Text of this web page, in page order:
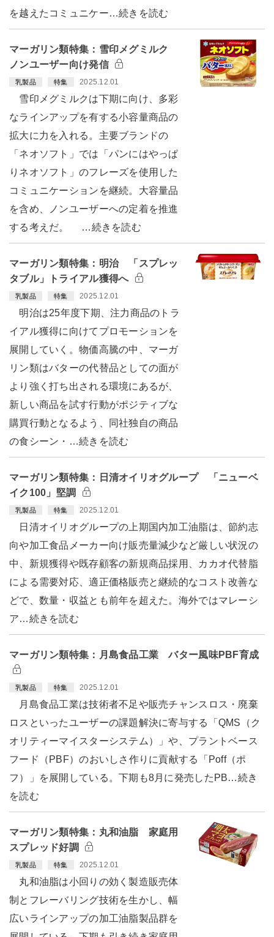
を越えたコミュニケー…続きを読む
マーガリン類特集：雪印メグミルク
ノンユーザー向け発信
乳製品 特集 2025.12.01
雪印メグミルクは下期に向け、多彩
なラインアップを有する小容量商品の
拡大に力を入れる。主要ブランドの
「ネオソフト」では「パンにはやっぱ
りネオソフト」のフレーズを使用した
コミュニケーションを継続。大容量品
を含め、ノンユーザーへの定着を推進
する考えだ。 …続きを読む
マーガリン類特集：明治 「スプレッ
タブル」トライアル獲得へ
乳製品 特集 2025.12.01
明治は25年度下期、注力商品のトラ
イアル獲得に向けてプロモーションを
展開していく。物価高騰の中、マーガ
リン類はバターの代替品としての面が
より強く打ち出される環境にあるが、
新しい商品を試す行動がポジティブな
購買行動となるよう、同社独自の商品
の食シーン・…続きを読む
マーガリン類特集：日清オイリオグループ 「ニューベ
イク100」堅調
乳製品 特集 2025.12.01
日清オイリオグループの上期国内加工油脂は、節約志
向や加工食品メーカー向け販売量減少など厳しい状況の
中、新規獲得や既存顧客の新規商品採用、カカオ代替脂
による需要対応、適正価格販売と継続的なコスト改善な
どで、数量・収益とも前年を超えた。海外ではマレーシ
ア…続きを読む
マーガリン類特集：月島食品工業 バター風味PBF育成
乳製品 特集 2025.12.01
月島食品工業は技術者不足や販売チャンスロス・廃棄
ロスといったユーザーの課題解決に寄与する「QMS（ク
オリティーマイスターシステム）」や、プラントベース
フード（PBF）のおいしさ作りに貢献する「Poff（ポ
フ）」を展開している。下期も8月に発売したPB…続き
を読む
マーガリン類特集：丸和油脂 家庭用
スプレッド好調
乳製品 特集 2025.12.01
丸和油脂は小回りの効く製造販売体
制とフレーバリング技術を生かし、幅
広いラインアップの加工油脂製品群を